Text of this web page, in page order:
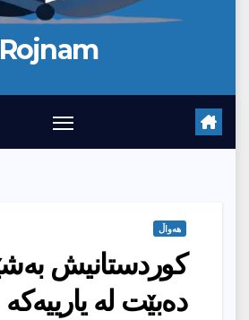
Rojnam
هەواڵ
کوردستانیش
دەبێت لە یارییەکە